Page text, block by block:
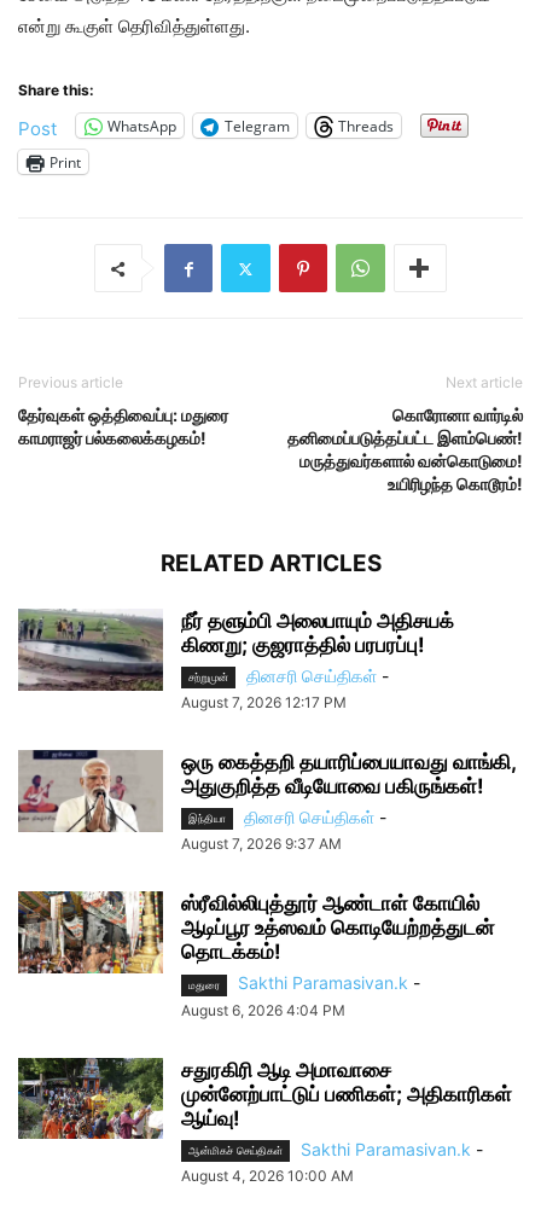
என்று கூகுள் தெரிவித்துள்ளது.
Share this:
Post WhatsApp Telegram
Threads
Print
Previous article
தேர்வுகள் ஒத்திவைப்பு: மதுரை
காமராஜர் பல்கலைக்கழகம்!
Next article
கொரோனா வார்டில்
தனிமைப்படுத்தப்பட்ட இளம்பெண்!
மருத்துவர்களால் வன்கொடுமை!
உயிரிழந்த கொடூரம்!
RELATED ARTICLES
நீர் தளும்பி அலைபாயும் அதிசயக்
கிணறு; குஜராத்தில் பரபரப்பு!
சற்றுமுன் தினசரி செய்திகள் -
August 7, 2026 12:17 PM
ஒரு கைத்தறி தயாரிப்பையாவது வாங்கி,
அதுகுறித்த வீடியோவை பகிருங்கள்!
இந்தியா தினசரி செய்திகள் -
August 7, 2026 9:37 AM
ஸ்ரீவில்லிபுத்தூர் ஆண்டாள் கோயில்
ஆடிப்பூர உத்ஸவம் கொடியேற்றத்துடன்
தொடக்கம்!
மதுரை Sakthi Paramasivan.k -
August 6, 2026 4:04 PM
சதுரகிரி ஆடி அமாவாசை
முன்னேற்பாட்டுப் பணிகள்; அதிகாரிகள்
ஆய்வு!
ஆன்மிகச் செய்திகள் Sakthi Paramasivan.k -
August 4, 2026 10:00 AM